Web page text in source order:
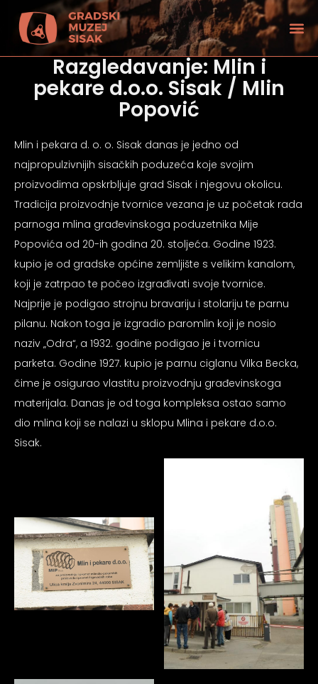
Razgledavanje: Mlin i
pekare d.o.o. Sisak / Mlin
Popović
Mlin i pekara d. o. o. Sisak danas je jedno od
najpropulzivnijih sisačkih poduzeća koje svojim
proizvodima opskrbljuje grad Sisak i njegovu okolicu.
Tradicija proizvodnje tvornice vezana je uz početak rada
parnoga mlina građevinskoga poduzetnika Mije
Popovića od 20-ih godina 20. stoljeća. Godine 1923.
kupio je od gradske općine zemljište s velikim kanalom,
koji je zatrpao te počeo izgrađivati svoje tvornice.
Najprije je podigao strojnu bravariju i stolariju te parnu
pilanu. Nakon toga je izgradio paromlin koji je nosio
naziv „Odra“, a 1932. godine podigao je i tvornicu
parketa. Godine 1927. kupio je parnu ciglanu Vilka Becka,
čime je osigurao vlastitu proizvodnju građevinskoga
materijala. Danas je od toga kompleksa ostao samo
dio mlina koji se nalazi u sklopu Mlina i pekare d.o.o.
Sisak.
vida